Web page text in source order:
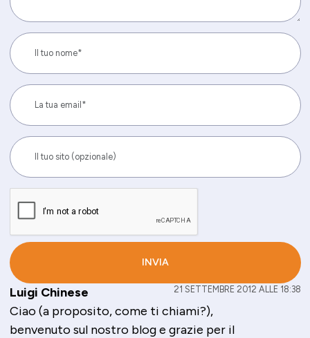
Luigi Chinese 21 SETTEMBRE 2012 ALLE 18:38
Ciao (a proposito, come ti chiami?),
benvenuto sul nostro blog e grazie per il